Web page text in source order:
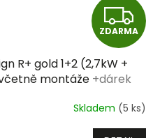
Z
D
R
ZDARMA
R+ gold 1+2 (2,7kW +
montáže +dárek
Skladem (5 ks)